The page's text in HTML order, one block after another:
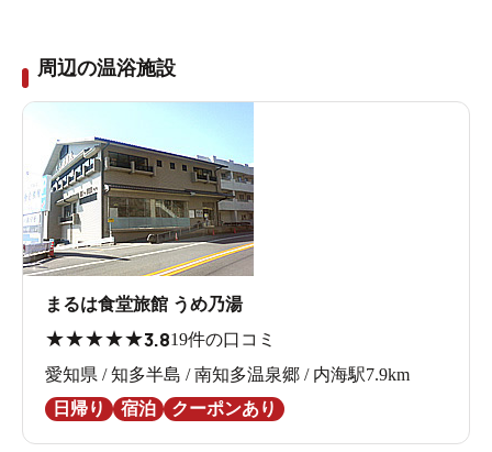
周辺の温浴施設
まるは食堂旅館 うめ乃湯
★★★★★3.819件の口コミ
愛知県 / 知多半島 / 南知多温泉郷 / 内海駅7.9km
日帰り
宿泊 クーポンあり